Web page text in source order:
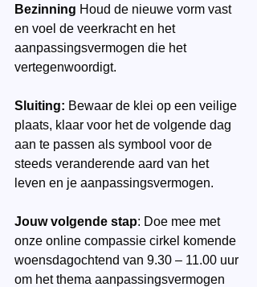
Bezinning Houd de nieuwe vorm vast
en voel de veerkracht en het
aanpassingsvermogen die het
vertegenwoordigt.
Sluiting: Bewaar de klei op een veilige
plaats, klaar voor het de volgende dag
aan te passen als symbool voor de
steeds veranderende aard van het
leven en je aanpassingsvermogen.
Jouw volgende stap: Doe mee met
onze online compassie cirkel komende
woensdagochtend van 9.30 – 11.00 uur
om het thema aanpassingsvermogen